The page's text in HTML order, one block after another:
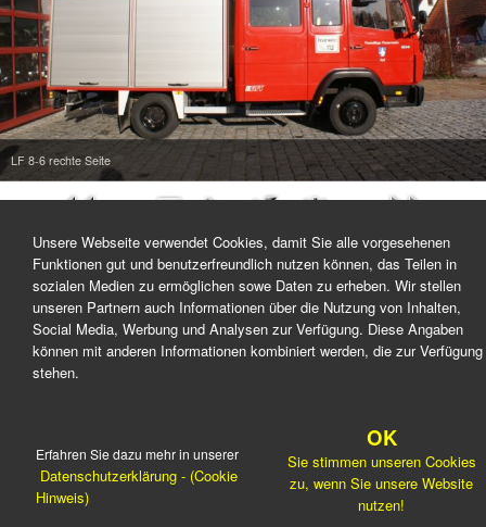
LF 8-6 rechte Seite
Unsere Webseite verwendet Cookies, damit Sie alle vorgesehenen
Funktionen gut und benutzerfreundlich nutzen können, das Teilen in
sozialen Medien zu ermöglichen sowe Daten zu erheben. Wir stellen
unseren Partnern auch Informationen über die Nutzung von Inhalten,
Social Media, Werbung und Analysen zur Verfügung. Diese Angaben
können mit anderen Informationen kombiniert werden, die zur Verfügung
stehen.
Erfahren Sie dazu mehr in unserer
Datenschutzerklärung - (Cookie
Hinweis)
OK
Sie stimmen unseren Cookies
zu, wenn Sie unsere Website
nutzen!